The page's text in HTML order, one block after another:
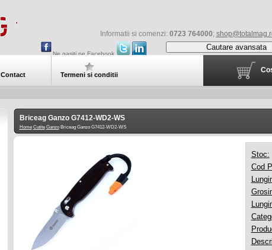
Informatii si comenzi: 0723 764000;
Ne gasiti pe Facebook
Cautare avansata
Contact Termeni si conditii
Briceag Ganzo G7412-WD2-WS
Home Cutite GanzoBriceag Ganzo G7412-WD2-WS
Stoc:
Cod